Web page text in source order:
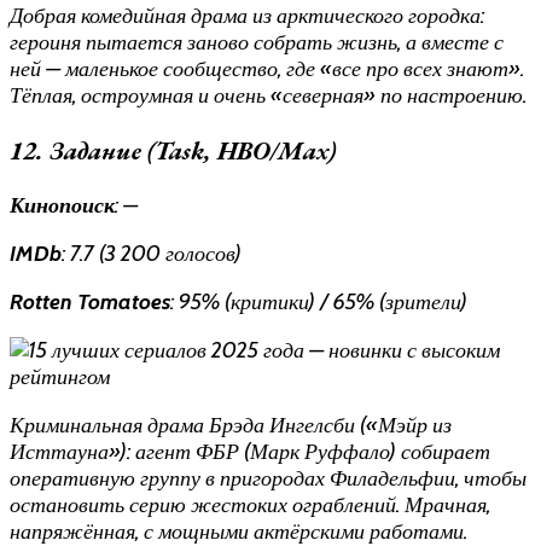
Добрая комедийная драма из арктического городка:
героиня пытается заново собрать жизнь, а вместе с
ней — маленькое сообщество, где «все про всех знают».
Тёплая, остроумная и очень «северная» по настроению.
12. Задание (Task, HBO/Max)
Кинопоиск: —
IMDb: 7.7 (3 200 голосов)
Rotten Tomatoes: 95% (критики) / 65% (зрители)
Криминальная драма Брэда Ингелсби («Мэйр из
Исттауна»): агент ФБР (Марк Руффало) собирает
оперативную группу в пригородах Филадельфии, чтобы
остановить серию жестоких ограблений. Мрачная,
напряжённая, с мощными актёрскими работами.